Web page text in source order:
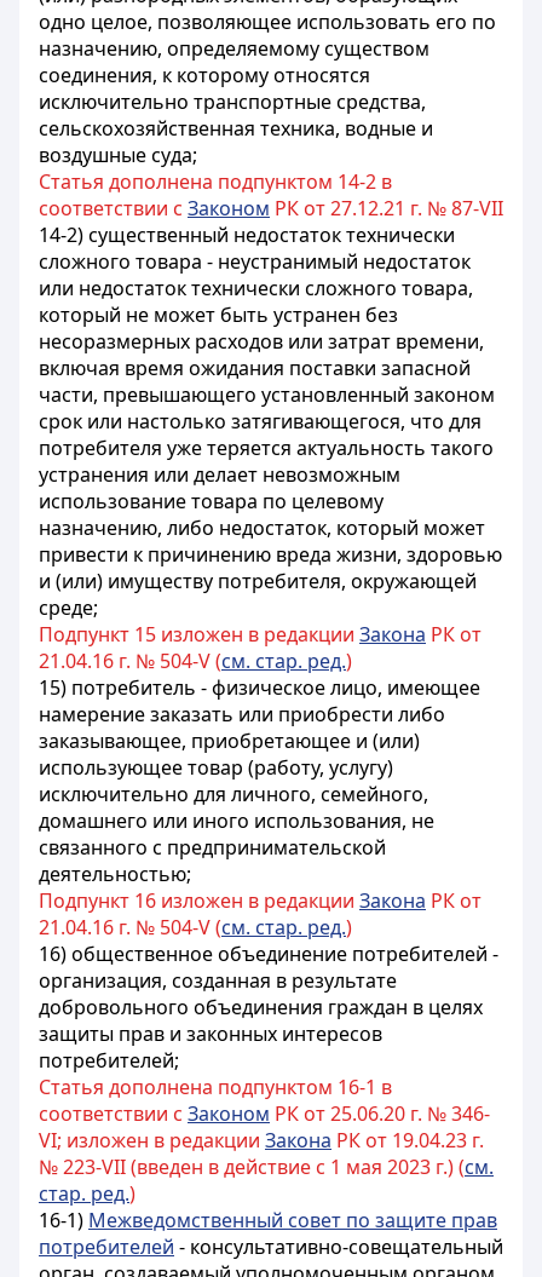
одно целое, позволяющее использовать его по
назначению, определяемому существом
соединения, к которому относятся
исключительно транспортные средства,
сельскохозяйственная техника, водные и
воздушные суда;
Статья дополнена подпунктом 14-2 в
соответствии с Законом РК от 27.12.21 г. № 87-VII
14-2) существенный недостаток технически
сложного товара - неустранимый недостаток
или недостаток технически сложного товара,
который не может быть устранен без
несоразмерных расходов или затрат времени,
включая время ожидания поставки запасной
части, превышающего установленный законом
срок или настолько затягивающегося, что для
потребителя уже теряется актуальность такого
устранения или делает невозможным
использование товара по целевому
назначению, либо недостаток, который может
привести к причинению вреда жизни, здоровью
и (или) имуществу потребителя, окружающей
среде;
Подпункт 15 изложен в редакции Закона РК от
21.04.16 г. № 504-V (см. стар. ред.)
15) потребитель - физическое лицо, имеющее
намерение заказать или приобрести либо
заказывающее, приобретающее и (или)
использующее товар (работу, услугу)
исключительно для личного, семейного,
домашнего или иного использования, не
связанного с предпринимательской
деятельностью;
Подпункт 16 изложен в редакции Закона РК от
21.04.16 г. № 504-V (см. стар. ред.)
16) общественное объединение потребителей -
организация, созданная в результате
добровольного объединения граждан в целях
защиты прав и законных интересов
потребителей;
Статья дополнена подпунктом 16-1 в
соответствии с Законом РК от 25.06.20 г. № 346-
VI; изложен в редакции Закона РК от 19.04.23 г.
№ 223-VII (введен в действие с 1 мая 2023 г.) (см.
стар. ред.)
16-1) Межведомственный совет по защите прав
потребителей - консультативно-совещательный